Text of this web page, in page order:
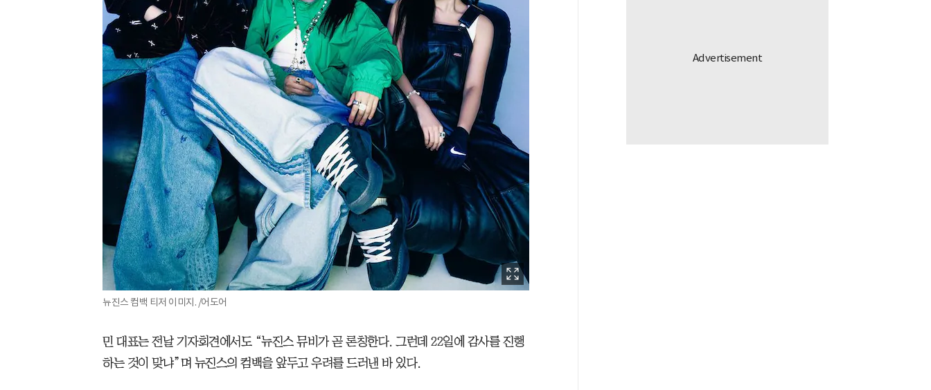
뉴진스 컴백 티저 이미지. /어도어
민 대표는 전날 기자회견에서도 “뉴진스 뮤비가 곧 론칭한다. 그런데 22일에 감사를 진행
하는 것이 맞냐”며 뉴진스의 컴백을 앞두고 우려를 드러낸 바 있다.